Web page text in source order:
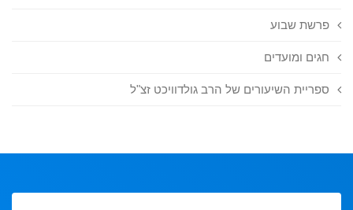
פרשת שבוע
חגים ומועדים
ספריית השיעורים של הרב גולדוויכט זצ"ל